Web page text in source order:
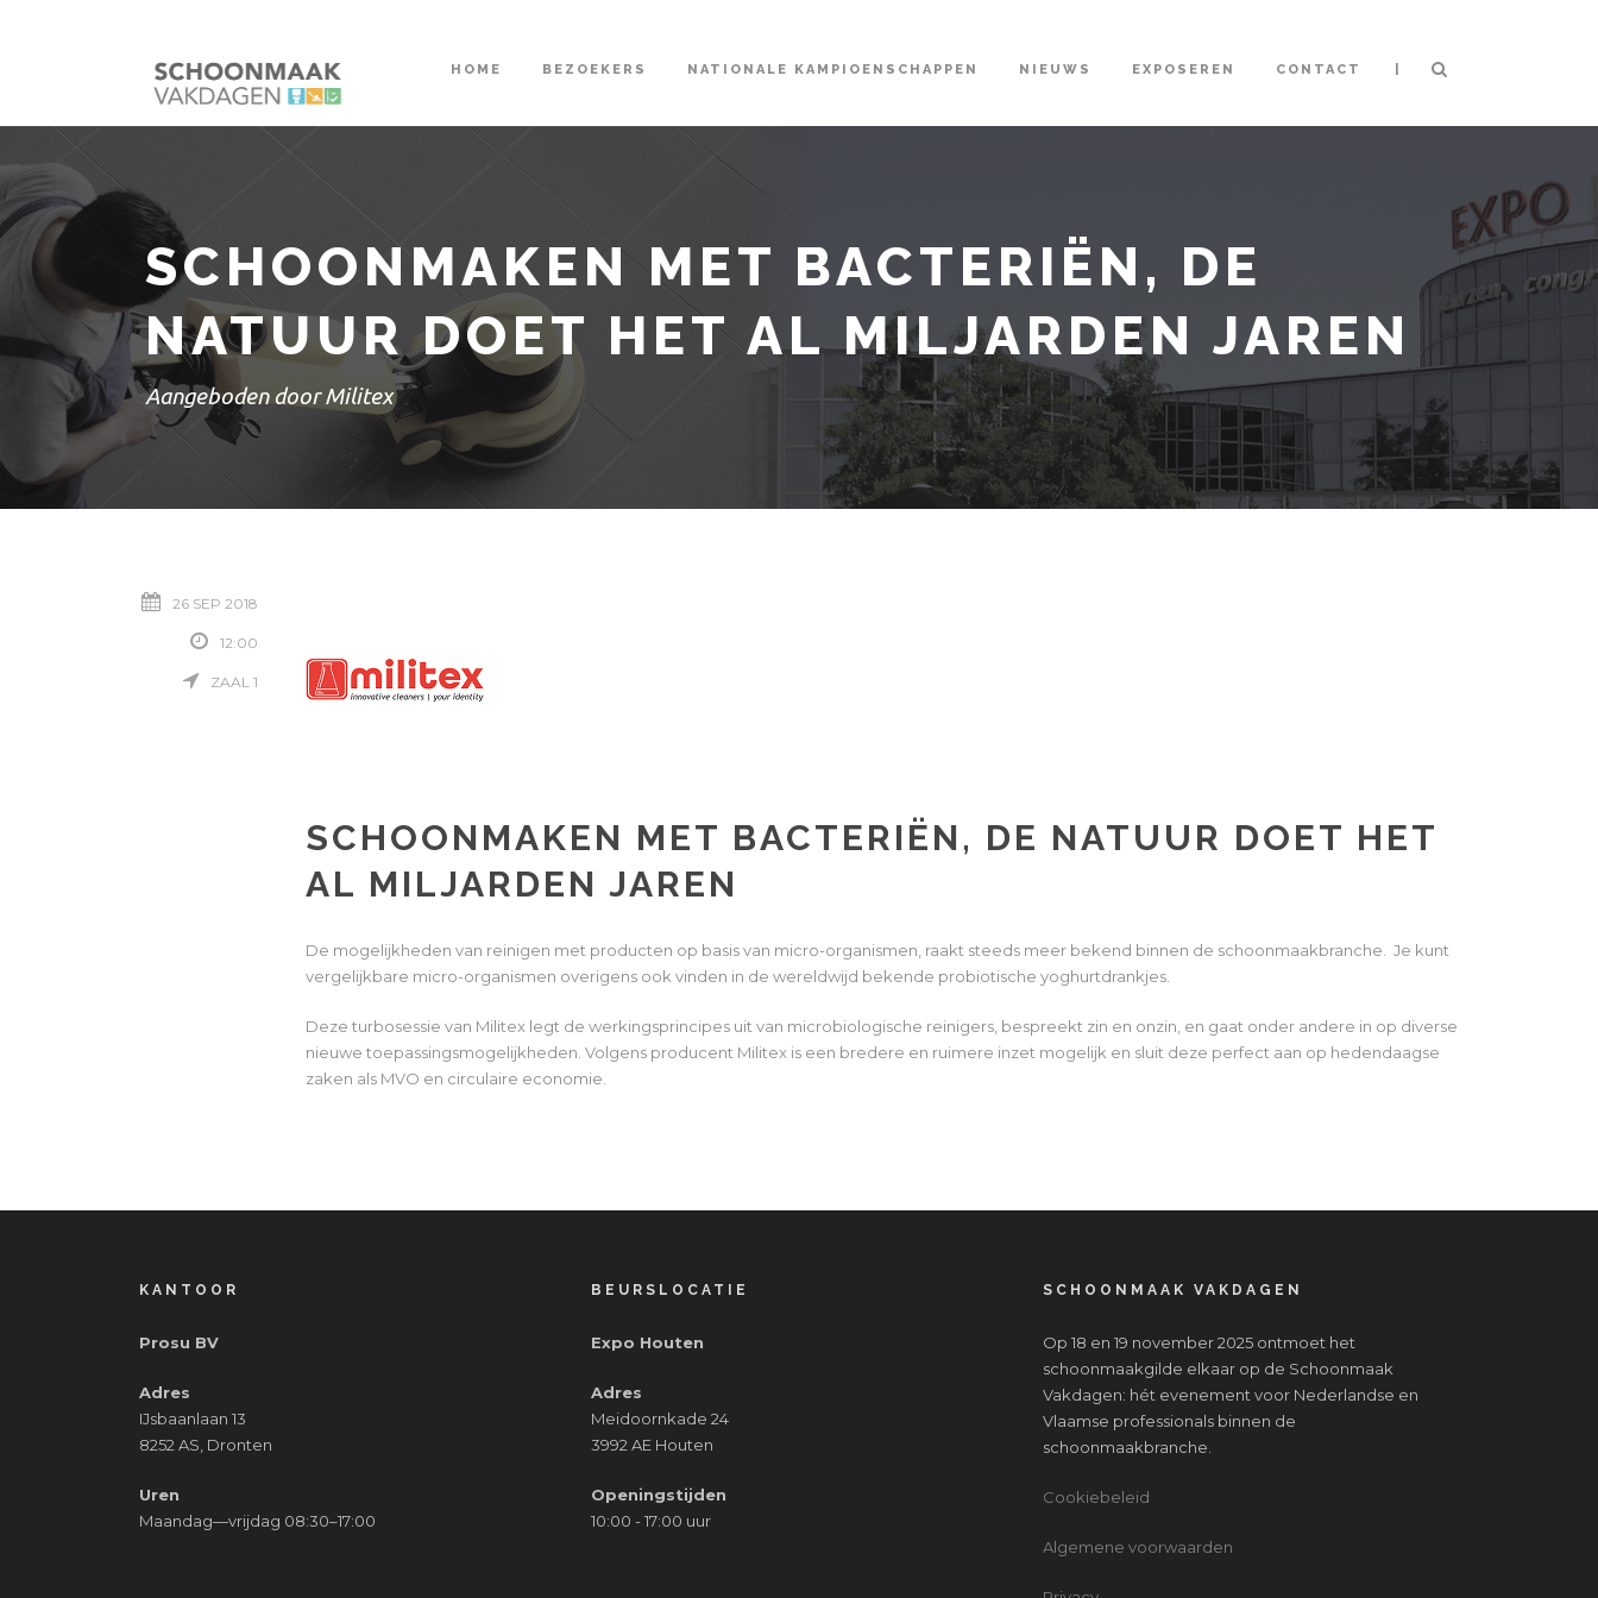
HOME BEZOEKERS NATIONALE KAMPIOENSCHAPPEN NIEUWS EXPOSEREN CONTACT |
SCHOONMAKEN MET BACTERIËN, DE
NATUUR DOET HET AL MILJARDEN JAREN
Aangeboden door Militex
26 SEP 2018
12:00
ZAAL 1
SCHOONMAKEN MET BACTERIËN, DE NATUUR DOET HET
AL MILJARDEN JAREN
De mogelijkheden van reinigen met producten op basis van micro-organismen, raakt steeds meer bekend binnen de schoonmaakbranche. Je kunt
vergelijkbare micro-organismen overigens ook vinden in de wereldwijd bekende probiotische yoghurtdrankjes.
Deze turbosessie van Militex legt de werkingsprincipes uit van microbiologische reinigers, bespreekt zin en onzin, en gaat onder andere in op diverse
nieuwe toepassingsmogelijkheden. Volgens producent Militex is een bredere en ruimere inzet mogelijk en sluit deze perfect aan op hedendaagse
zaken als MVO en circulaire economie.
KANTOOR
Prosu BV
Adres
IJsbaanlaan 13
8252 AS, Dronten
Uren
Maandag—vrijdag 08:30–17:00
BEURSLOCATIE
Expo Houten
Adres
Meidoornkade 24
3992 AE Houten
Openingstijden
10:00 - 17:00 uur
SCHOONMAAK VAKDAGEN
Op 18 en 19 november 2025 ontmoet het
schoonmaakgilde elkaar op de Schoonmaak
Vakdagen: hét evenement voor Nederlandse en
Vlaamse professionals binnen de
schoonmaakbranche.
Cookiebeleid
Algemene voorwaarden